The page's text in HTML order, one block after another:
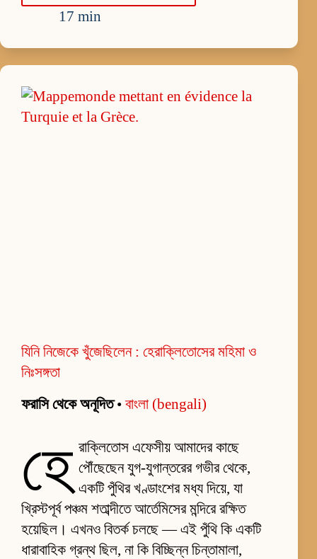
17 min
যিনি নিজেকে খুঁজেছিলেন : হেরাক্লিতোসের মহিমা ও
নিঃসঙ্গতা
ফরাসি থেকে অনূদিত• বাংলা (bengali)
হে রাক্লিতোস এফেসীয় আমাদের কাছে
পৌঁছেছেন যুগ-যুগান্তরের গভীর থেকে,
একটি পুঁথির খণ্ডাংশের মধ্য দিয়ে, যা
খ্রিস্টপূর্ব পঞ্চম শতাব্দীতে আর্তেমিসের মন্দিরে রক্ষিত
হয়েছিল। এখনও বিতর্ক চলছে — এই পুঁথি কি একটি
ধারাবাহিক গ্রন্থ ছিল, না কি বিচ্ছিন্ন চিন্তামালা,